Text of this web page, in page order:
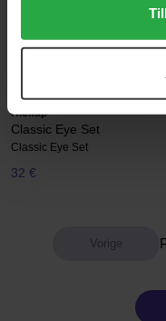
alla cookies, medan
användningen av
samt vår
Hickap
Classic Eye Set
Classic Eye Set
32 €